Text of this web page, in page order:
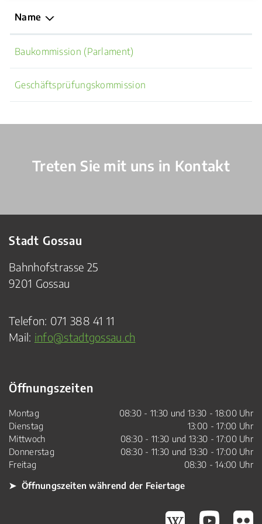
Name
Baukommission (Parlament)
Geschäftsprüfungskommission
Treten Sie mit uns in Kontakt
Stadt Gossau
Bahnhofstrasse 25
9201 Gossau
Telefon: 071 388 41 11
Mail: info@stadtgossau.ch
Öffnungszeiten
Montag
08:30 - 11:30 und 13:30 - 18:00 Uhr
Dienstag
13:00 - 17:00 Uhr
Mittwoch
08:30 - 11:30 und 13:30 - 17:00 Uhr
Donnerstag
08:30 - 11:30 und 13:30 - 17:00 Uhr
Freitag
08:30 - 14:00 Uhr
➤ Öffnungszeiten während der Feiertage
Gossau Wikipedia
Gossau Youtube
Gossau